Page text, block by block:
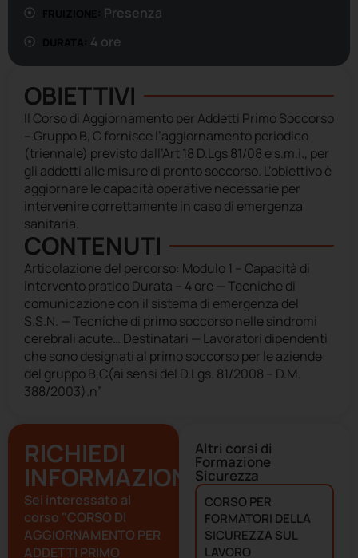
OBIETTIVI
Il Corso di Aggiornamento per Addetti Primo Soccorso
– Gruppo B, C fornisce l’aggiornamento periodico
(triennale) previsto dall’Art 18 D.Lgs 81/08 e s.m.i., per
gli addetti alle misure di pronto soccorso. L’obiettivo è
aggiornare le capacità operative necessarie per
intervenire correttamente in caso di emergenza
sanitaria.
CONTENUTI
Articolazione del percorso: Modulo 1 – Capacità di
intervento pratico Durata – 4 ore — Tecniche di
comunicazione con il sistema di emergenza del
S.S.N. — Tecniche di primo soccorso nelle sindromi
cerebrali acute… Destinatari — Lavoratori dipendenti
che sono designati al primo soccorso per le aziende
del gruppo B,C(ai sensi del D.Lgs. 81/2008 – D.M.
388/2003).n”
Presenza
4 ore
RICHIEDI
INFORMAZIONI
Sei interessato al
corso "CORSO DI
AGGIORNAMENTO PER
ADDETTI PRIMO
Altri corsi di
Formazione
Sicurezza
CORSO PER
FORMATORI DELLA
SICUREZZA SUL
LAVORO